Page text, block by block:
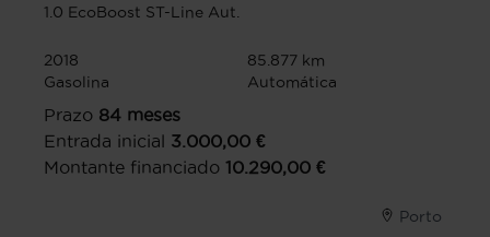
1.0 EcoBoost ST-Line Aut.
2018
85.877 km
Gasolina
Automática
Prazo 84 meses
Entrada inicial 3.000,00 €
Montante financiado 10.290,00 €
Porto